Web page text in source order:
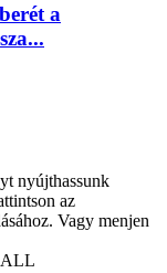
a
nyújthassunk
az
Vagy menjen